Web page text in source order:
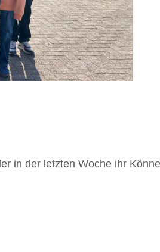
in der letzten Woche ihr